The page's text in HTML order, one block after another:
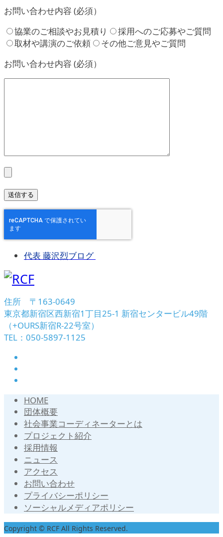
お問い合わせ内容 (必須）
協業のご相談やお見積り
採用へのご応募やご質問
取材や講演のご依頼
その他ご意見やご質問
お問い合わせ内容 (必須）
代表 藤沢烈ブログ
住所 〒163-0649
東京都新宿区西新宿1丁目25-1 新宿センタービル49階
（+OURS新宿R-22号室）
TEL：050-5897-1125
HOME
団体概要
社会事業コーディネーターとは
プロジェクト紹介
採用情報
ニュース
アクセス
お問い合わせ
プライバシーポリシー
ソーシャルメディアポリシー
Copyright © RCF All Rights Reserved.